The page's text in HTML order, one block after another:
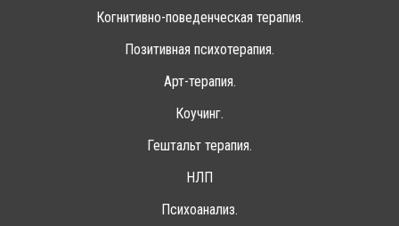
Когнитивно-поведенческая терапия.
Позитивная психотерапия.
Арт-терапия.
Коучинг.
Гештальт терапия.
НЛП
Психоанализ.